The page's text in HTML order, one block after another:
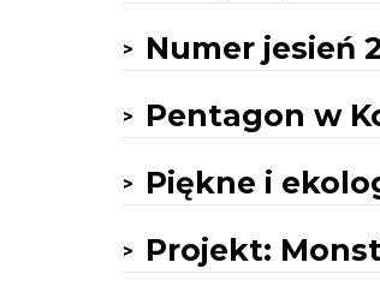
Numer jesień
Pentagon w
Piękne i
Projekt: